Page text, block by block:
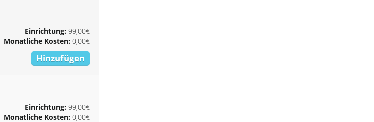
Einrichtung:99,00€
Monatliche Kosten:0,00€
Hinzufügen
Einrichtung:99,00€
Monatliche Kosten:0,00€